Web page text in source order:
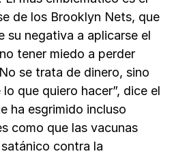
de los Brooklyn Nets, que
su negativa a aplicarse el
tener miedo a perder
se trata de dinero, sino
que quiero hacer”, dice el
ha esgrimido incluso
como que las vacunas
contra la